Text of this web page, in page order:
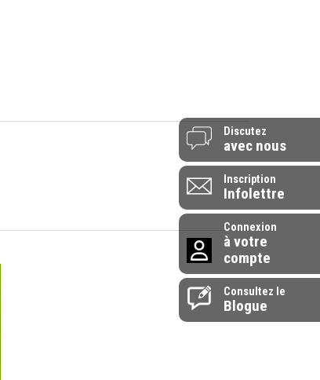
Discutez
avec nous
Inscription
Infolettre
Connexion
à votre
compte
Consultez le
Blogue